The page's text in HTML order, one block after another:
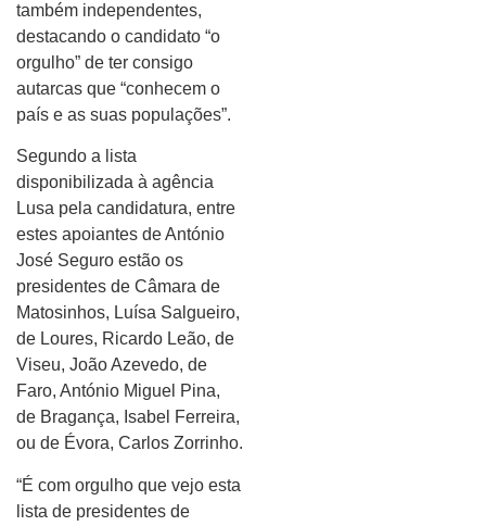
também independentes,
destacando o candidato “o
orgulho” de ter consigo
autarcas que “conhecem o
país e as suas populações”.
Segundo a lista
disponibilizada à agência
Lusa pela candidatura, entre
estes apoiantes de António
José Seguro estão os
presidentes de Câmara de
Matosinhos, Luísa Salgueiro,
de Loures, Ricardo Leão, de
Viseu, João Azevedo, de
Faro, António Miguel Pina,
de Bragança, Isabel Ferreira,
ou de Évora, Carlos Zorrinho.
“É com orgulho que vejo esta
lista de presidentes de